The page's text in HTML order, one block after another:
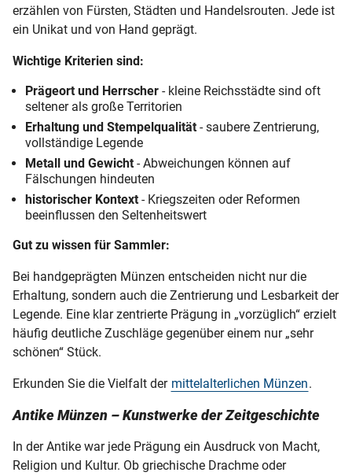
erzählen von Fürsten, Städten und Handelsrouten. Jede ist
ein Unikat und von Hand geprägt.
Wichtige Kriterien sind:
Prägeort und Herrscher - kleine Reichsstädte sind oft
seltener als große Territorien
Erhaltung und Stempelqualität - saubere Zentrierung,
vollständige Legende
Metall und Gewicht - Abweichungen können auf
Fälschungen hindeuten
historischer Kontext - Kriegszeiten oder Reformen
beeinflussen den Seltenheitswert
Gut zu wissen für Sammler:
Bei handgeprägten Münzen entscheiden nicht nur die
Erhaltung, sondern auch die Zentrierung und Lesbarkeit der
Legende. Eine klar zentrierte Prägung in „vorzüglich“ erzielt
häufig deutliche Zuschläge gegenüber einem nur „sehr
schönen“ Stück.
Erkunden Sie die Vielfalt der mittelalterlichen Münzen.
Antike Münzen – Kunstwerke der Zeitgeschichte
In der Antike war jede Prägung ein Ausdruck von Macht,
Religion und Kultur. Ob griechische Drachme oder